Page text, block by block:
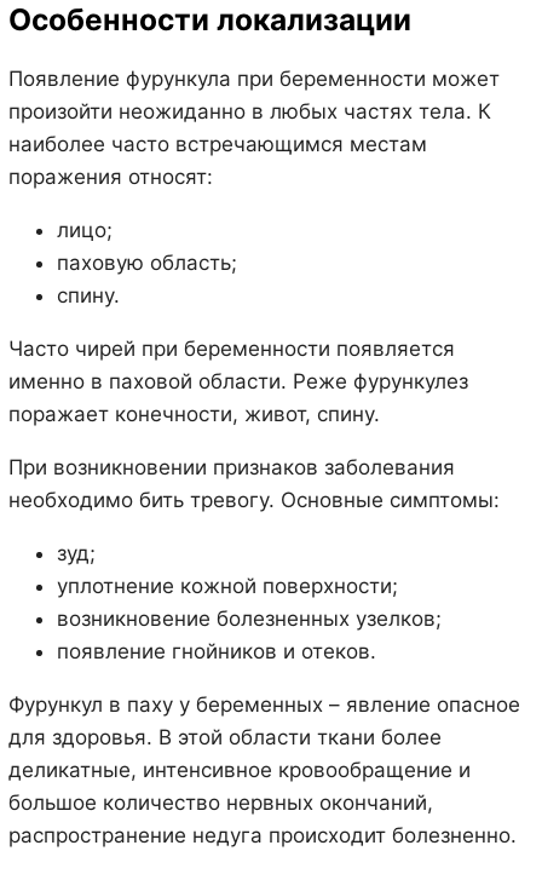
Особенности локализации
Появление фурункула при беременности может
произойти неожиданно в любых частях тела. К
наиболее часто встречающимся местам
поражения относят:
лицо;
паховую область;
спину.
Часто чирей при беременности появляется
именно в паховой области. Реже фурункулез
поражает конечности, живот, спину.
При возникновении признаков заболевания
необходимо бить тревогу. Основные симптомы:
зуд;
уплотнение кожной поверхности;
возникновение болезненных узелков;
появление гнойников и отеков.
Фурункул в паху у беременных – явление опасное
для здоровья. В этой области ткани более
деликатные, интенсивное кровообращение и
большое количество нервных окончаний,
распространение недуга происходит болезненно.